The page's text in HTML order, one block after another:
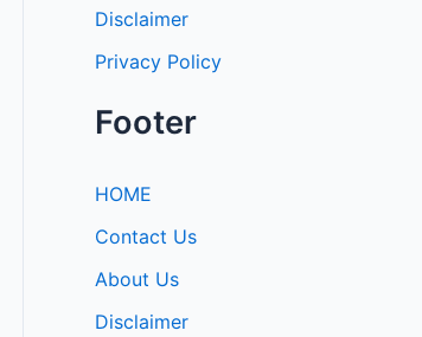
Disclaimer
Privacy Policy
Footer
HOME
Contact Us
About Us
Disclaimer